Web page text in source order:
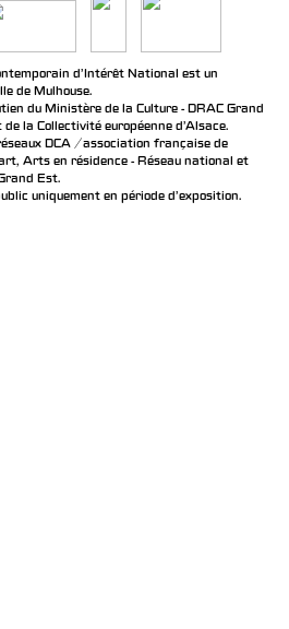
d’Intérêt National est un
de Mulhouse.
du Ministère de la Culture - DRAC Grand
la Collectivité européenne d’Alsace.
DCA / association française de
Arts en résidence - Réseau national et
Est.
uniquement en période d'exposition.